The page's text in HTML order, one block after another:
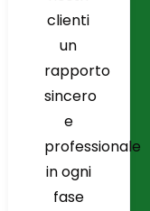
clienti
un
rapporto
sincero
e
professionale
in ogni
fase